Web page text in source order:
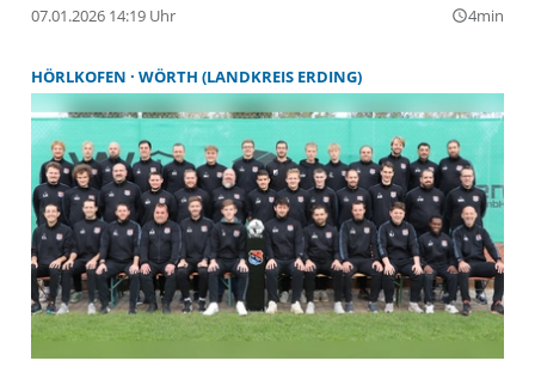
07.01.2026 14:19 Uhr query_builder4min
HÖRLKOFEN WÖRTH (LANDKREIS ERDING)